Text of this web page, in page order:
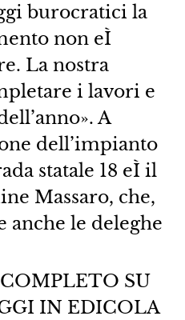
burocratici la
non eÌ
La nostra
i lavori e
A
dell’impianto
statale 18 eÌ il
Massaro, che,
anche le deleghe
SU
IN EDICOLA